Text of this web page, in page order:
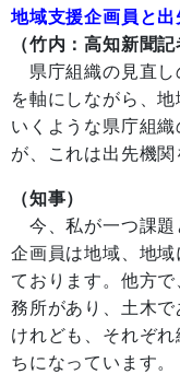
地域支援企画員と出
（竹内：高知新聞記
県庁組織の見直し
を軸にしながら、
いくような県庁組
が、これは出先機関
（知事）
今、私が一つ課題
企画員は地域、地
ております。他方
務所があり、土木
けれども、それぞ
ちになっています。